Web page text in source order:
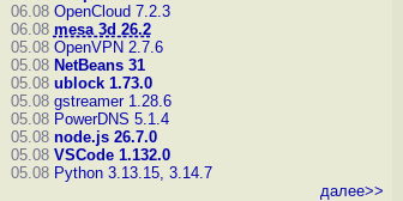
06.08 OpenCloud 7.2.3
06.08 mesa 3d 26.2
05.08 OpenVPN 2.7.6
05.08 NetBeans 31
05.08 ublock 1.73.0
05.08 gstreamer 1.28.6
05.08 PowerDNS 5.1.4
05.08 node.js 26.7.0
05.08 VSCode 1.132.0
05.08 Python 3.13.15, 3.14.7
далее>>